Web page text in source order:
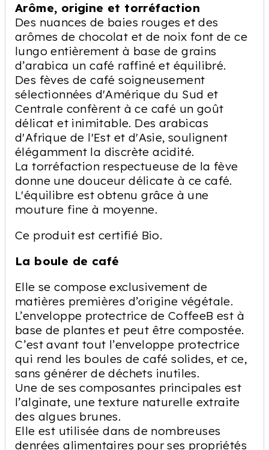
Arôme, origine et torréfaction
Des nuances de baies rouges et des
arômes de chocolat et de noix font de ce
lungo entièrement à base de grains
d’arabica un café raffiné et équilibré.
Des fèves de café soigneusement
sélectionnées d'Amérique du Sud et
Centrale confèrent à ce café un goût
délicat et inimitable. Des arabicas
d'Afrique de l'Est et d'Asie, soulignent
élégamment la discrète acidité.
La torréfaction respectueuse de la fève
donne une douceur délicate à ce café.
L'équilibre est obtenu grâce à une
mouture fine à moyenne.
Ce produit est certifié Bio.
La boule de café
Elle se compose exclusivement de
matières premières d’origine végétale.
L’enveloppe protectrice de CoffeeB est à
base de plantes et peut être compostée.
C’est avant tout l’enveloppe protectrice
qui rend les boules de café solides, et ce,
sans générer de déchets inutiles.
Une de ses composantes principales est
l’alginate, une texture naturelle extraite
des algues brunes.
Elle est utilisée dans de nombreuses
denrées alimentaires pour ses propriétés